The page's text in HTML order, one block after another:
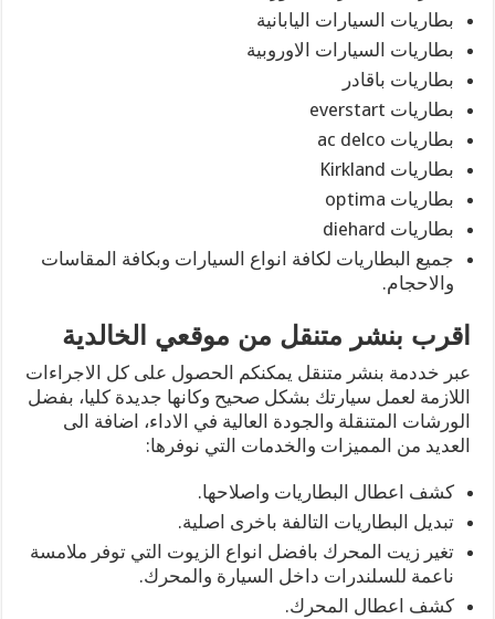
بطاريات السيارات اليابانية
بطاريات السيارات الاوروبية
بطاريات باقادر
بطاريات everstart
بطاريات ac delco
بطاريات Kirkland
بطاريات optima
بطاريات diehard
جميع البطاريات لكافة انواع السيارات وبكافة المقاسات
والاحجام.
اقرب بنشر متنقل من موقعي الخالدية
عبر خددمة بنشر متنقل يمكنكم الحصول على كل الاجراءات
اللازمة لعمل سيارتك بشكل صحيح وكانها جديدة كليا، بفضل
الورشات المتنقلة والجودة العالية في الاداء، اضافة الى
العديد من المميزات والخدمات التي نوفرها:
كشف اعطال البطاريات واصلاحها.
تبديل البطاريات التالفة باخرى اصلية.
تغير زيت المحرك بافضل انواع الزيوت التي توفر ملامسة
ناعمة للسلندرات داخل السيارة والمحرك.
كشف اعطال المحرك.